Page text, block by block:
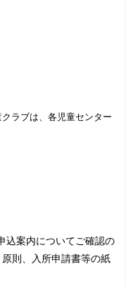
ラブは、各児童センター
込案内についてご確認の
則、入所申請書等の紙